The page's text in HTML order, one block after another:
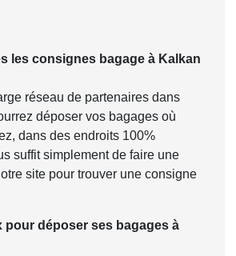
les consignes bagage à Kalkan
réseau de partenaires dans
déposer vos bagages où
dans des endroits 100%
suffit simplement de faire une
site pour trouver une consigne
pour déposer ses bagages à